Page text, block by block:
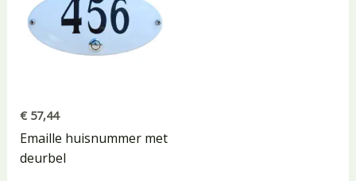
€57,44
Emaille huisnummer met
deurbel